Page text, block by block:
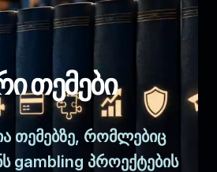
თემები
თემებზე, რომლებიც
gambling პროექტების